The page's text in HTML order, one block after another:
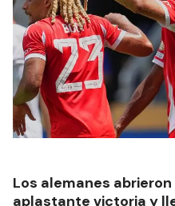
Los alemanes
aplastante victoria y